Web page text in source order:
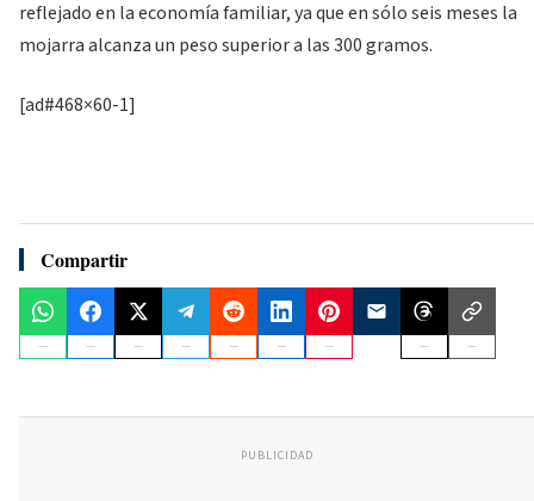
reflejado en la economía familiar, ya que en sólo seis meses la
mojarra alcanza un peso superior a las 300 gramos.
[ad#468×60-1]
Compartir
PUBLICIDAD